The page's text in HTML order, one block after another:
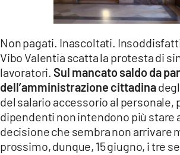
LACITYMAG.IT
COSENZACHANNEL.IT
ILVIBONESE.IT
CATANZAROCHANNEL.IT
LACAPITALENEWS.IT
Non pagati. Inascoltati.
Vibo Valentia scatta la protesta di
lavoratori. Sul mancato saldo da
dell’amministrazione cittadina
del salario accessorio al personale,
dipendenti non intendono più stare
decisione che sembra non arrivare
prossimo, dunque, 15 giugno, i tre